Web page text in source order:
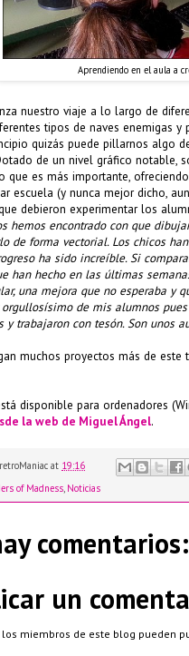
Aprendiendo en el aula a
nuestro viaje a lo largo de
tipos de naves enemigas
quizás puede pillarnos algo
de un nivel gráfico notable,
que es más importante,
escuela (y nunca mejor dicho,
debieron experimentar los
hemos encontrado con que
de forma vectorial. Los chicos
ha sido increíble. Si
han hecho en las últimas
una mejora que no esperaba y
orgullosísimo de mis alumnos
y trabajaron con tesón. Son unos
muchos proyectos más de
disponible para ordenadores
la web de Miguel Ángel.
retroManiac at 19:16
of Madness, Noticias
comentarios:
un
los miembros de este blog pueden